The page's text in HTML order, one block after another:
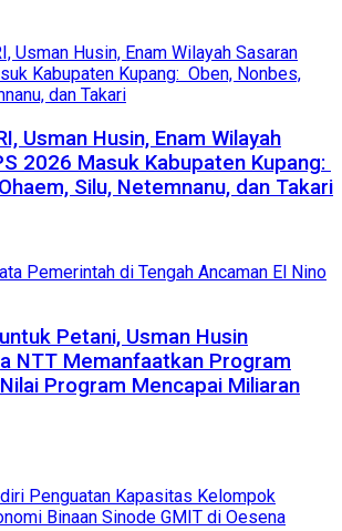
Usman Husin, Enam Wilayah
2026 Masuk Kabupaten Kupang:
Silu, Netemnanu, dan Takari
Petani, Usman Husin
NTT Memanfaatkan Program
Program Mencapai Miliaran